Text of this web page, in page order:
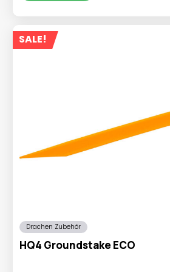
€3,95€1,95.
SALE!
Drachen Zubehör
HQ4 Groundstake ECO